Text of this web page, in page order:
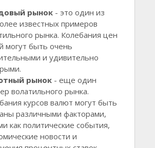
рынок - это один из
известных примеров
рынка. Колебания цен
могут быть очень
и удивительно
рынок - еще один
волатильного рынка.
курсов валют могут быть
различными факторами,
как политические события,
новости и